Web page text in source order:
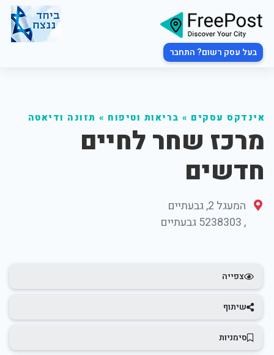
בעל עסק רשום? התחבר
אינדקס עסקים » בריאות וטיפוח » תזונה ודיאטה
מרכז שחר לחיים
חדשים
המעגל 2, גבעתיים
,
5238303 גבעתיים
צפייה
שיתוף
סימניות